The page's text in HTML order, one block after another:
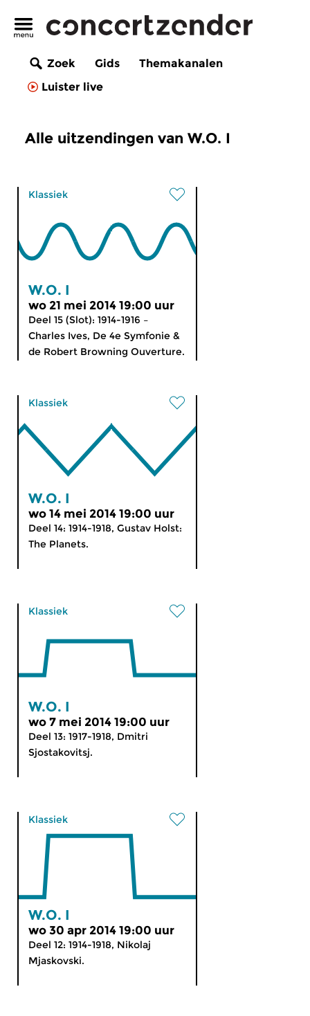
Zoek Gids
Themakanalen
Luister live
Alle uitzendingen van W.O. I
Klassiek
W.O. I
wo 21 mei 2014 19:00 uur
Deel 15 (Slot): 1914-1916 –
Charles Ives, De 4e Symfonie &
de Robert Browning Ouverture.
Klassiek
W.O. I
wo 14 mei 2014 19:00 uur
Deel 14: 1914-1918, Gustav Holst:
The Planets.
Klassiek
W.O. I
wo 7 mei 2014 19:00 uur
Deel 13: 1917-1918, Dmitri
Sjostakovitsj.
Klassiek
W.O. I
wo 30 apr 2014 19:00 uur
Deel 12: 1914-1918, Nikolaj
Mjaskovski.